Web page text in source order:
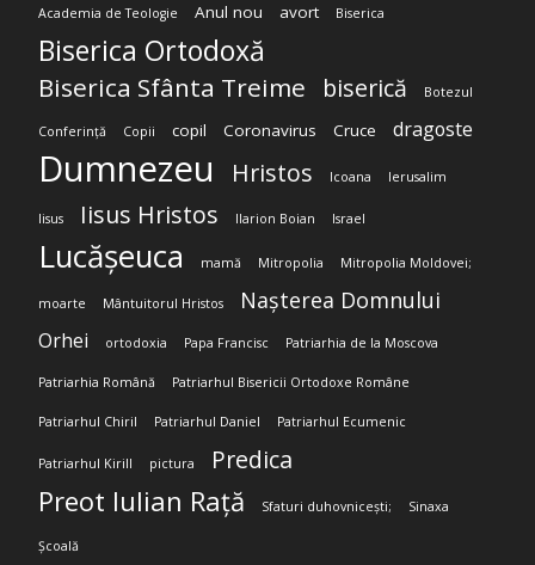
Academia de Teologie Anul nou avort Biserica
Biserica Ortodoxă
Biserica Sfânta Treime biserică Botezul
Conferință Copii copil Coronavirus Cruce dragoste
Dumnezeu Hristos Icoana Ierusalim
Iisus Iisus Hristos Ilarion Boian Israel
Lucășeuca mamă Mitropolia Mitropolia Moldovei;
moarte Mântuitorul Hristos Nașterea Domnului
Orhei ortodoxia Papa Francisc Patriarhia de la Moscova
Patriarhia Română Patriarhul Bisericii Ortodoxe Române
Patriarhul Chiril Patriarhul Daniel Patriarhul Ecumenic
Patriarhul Kirill pictura Predica
Preot Iulian Rață Sfaturi duhovnicești; Sinaxa
Școală